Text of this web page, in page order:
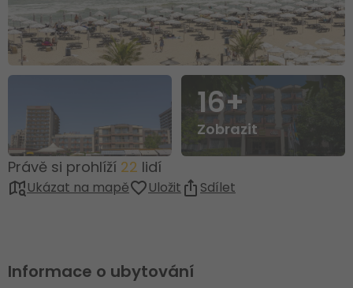
16+
Zobrazit
Právě si prohlíží 22 lidí
Ukázat na mapě Uložit Sdílet
Informace o ubytování